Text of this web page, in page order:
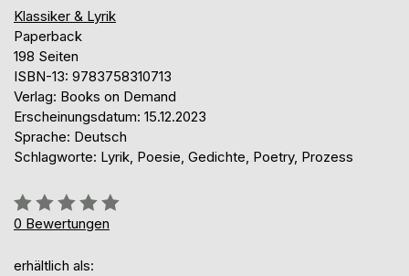
Klassiker & Lyrik
Paperback
198 Seiten
ISBN-13: 9783758310713
Verlag: Books on Demand
Erscheinungsdatum: 15.12.2023
Sprache: Deutsch
Schlagworte: Lyrik, Poesie, Gedichte, Poetry, Prozess
Bewertung::
0%
0 Bewertungen
erhältlich als: